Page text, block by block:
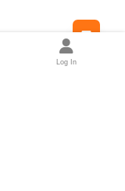
Log In